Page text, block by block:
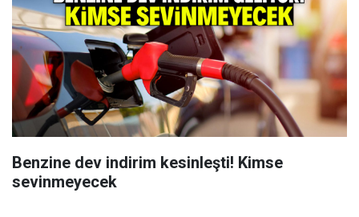
Benzine dev indirim kesinleşti! Kimse
sevinmeyecek